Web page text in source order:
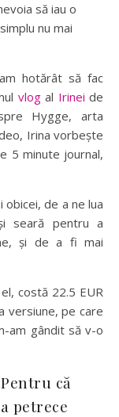
să iau o
nu mai
hotărât să fac
vlogal Irineide
Hygge, arta
Irina vorbește
5 minute journal,
de a ne lua
seară pentru a
și de a fi mai
costă 22.5 EUR
versiune, pe care
am gândit să v-o
Pentru că
petrece